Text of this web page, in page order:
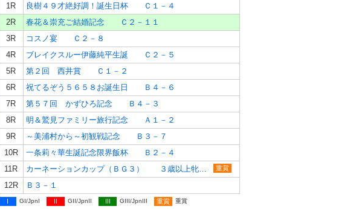
1R
良樹４９才絶好調！誕生日杯 Ｃ１－４
2R
春花＆崇充ご結婚記念 Ｃ２－１１
3R
コスノ宴 Ｃ２－８
4R
ブレイクスルー伊藤純平生誕 Ｃ２－５
5R
第２回 西井賞 Ｃ１－２
6R
祝てるぞう５６５８お誕生日 Ｂ４－６
7R
第５７回 かずひろ記念 Ｂ４－３
8R
明＆鷲見ファミリー旅行記念 Ａ１－２
9R
～美浦村から～初観戦記念 Ｂ３－７
10R
一条莉々華生誕記念限界飯杯 Ｂ２－４
11R
重賞
12R Ｂ３－１
I GI/JpnI II GII/JpnII III GIII/JpnIII 重賞 重賞